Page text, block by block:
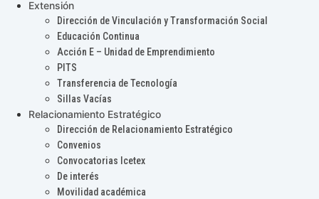
Extensión
Dirección de Vinculación y Transformación Social
Educación Continua
Acción E – Unidad de Emprendimiento
PITS
Transferencia de Tecnología
Sillas Vacías
Relacionamiento Estratégico
Dirección de Relacionamiento Estratégico
Convenios
Convocatorias Icetex
De interés
Movilidad académica